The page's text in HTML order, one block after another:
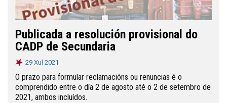
Publicada a resolución provisional do
CADP de Secundaria
29 Xul 2021
O prazo para formular reclamacións ou renuncias é o
comprendido entre o día 2 de agosto até o 2 de setembro de
2021, ambos incluídos.